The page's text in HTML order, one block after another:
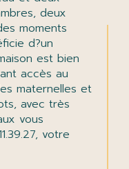
deux
moments
d?un
est bien
accès au
maternelles et
avec très
vous
votre